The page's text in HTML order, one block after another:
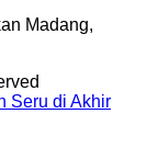
Madang,